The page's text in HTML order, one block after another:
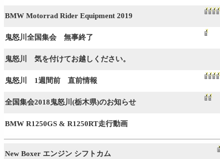
BMW Motorrad Rider Equipment 2019
鬼怒川全国集会 無事終了
鬼怒川 気を付けてお越しください。
鬼怒川 1週間前 直前情報
全国集会2018鬼怒川(栃木県)のお知らせ
BMW R1250GS & R1250RT走行動画
New Boxer エンジン シフトカム